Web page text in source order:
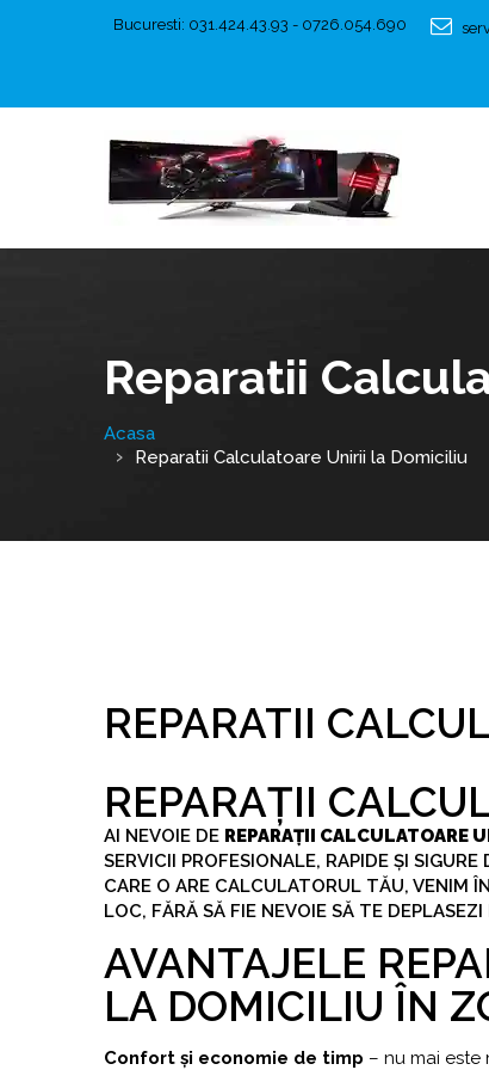
Bucuresti: 031.424.43.93 - 0726.054.690
Reparatii
Acasa
Reparatii Calculatoare Unirii la Domiciliu
REPARATII
REPARAȚII
AI NEVOIE DE REPARAȚII CALCULATOARE
SERVICII PROFESIONALE, RAPIDE ȘI
CARE O ARE CALCULATORUL TĂU, VENIM
LOC, FĂRĂ SĂ FIE NEVOIE SĂ TE DEPLASEZI
AVANTAJELE
LA DOMICILIU ÎN
Confort și economie de timp – nu mai